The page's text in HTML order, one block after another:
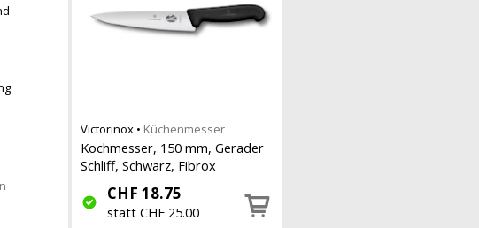
Victorinox • Küchenmesser
Kochmesser, 150 mm, Gerader
Schliff, Schwarz, Fibrox
CHF 18.75
statt CHF 25.00